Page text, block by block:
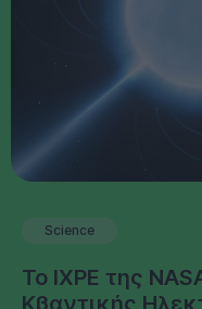
Science
Το IXPE της
Κβαντικής